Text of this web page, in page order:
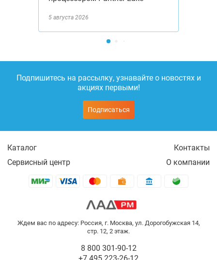
5 августа 2026
Подпишитесь на рассылку, узнавайте о новостях и
акциях первыми!
Подписаться
Каталог
Контакты
Сервисный центр
О компании
Ждем вас по адресу: Россия, г. Москва, ул. Дорогобужская 14,
стр. 12, 2 этаж.
8 800 301-90-12